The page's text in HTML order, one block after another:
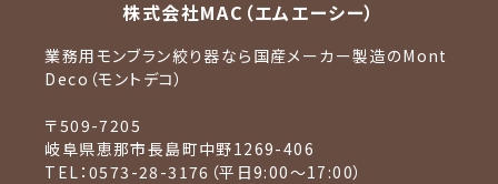
株式会社MAC（エムエーシー）
業務用モンブラン絞り器なら国産メーカー製造のMont
Deco（モントデコ）
〒509-7205
岐阜県恵那市長島町中野1269-406
TEL：0573-28-3176（平日9:00〜17:00）